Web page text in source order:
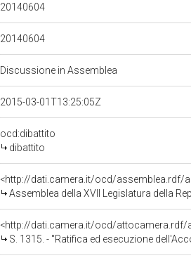
20140604
20140604
Discussione in Assemblea
2015-03-01T13:25:05Z
ocd:dibattito
dibattito
<http://dati.camera.it/ocd/assemblea.rdf/
Assemblea della XVII Legislatura della
<http://dati.camera.it/ocd/attocamera.rdf/
S. 1315. - "Ratifica ed esecuzione dell'Accordo sulla creazione del blocco funzionale dello